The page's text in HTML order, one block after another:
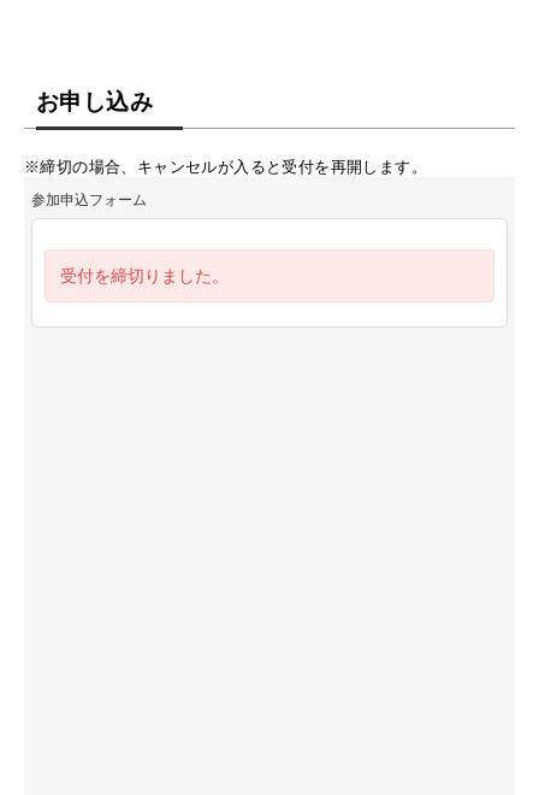
お申し込み
※締切の場合、キャンセルが入ると受付を再開します。